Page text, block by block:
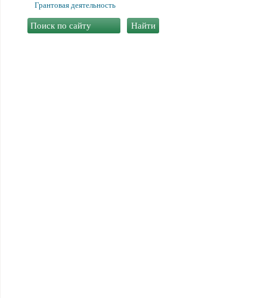
Грантовая деятельность